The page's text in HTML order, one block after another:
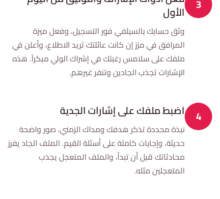
3 الأول
وثق حسابك بالسيلفي فور التسجيل، وفعل ميزة
المرافق في مزز إن كانت عائلتك تريد الاطلاع، وأعلن في
ملفك على سلامس رغبتك في إشراك الولي مبكراً. هذه
الإشارات تجذب الجادين وتنفر غيرهم.
4 اضبط ملفك على إشارات الجدية
نبذة محددة تذكر هدفك ومداك الزمني، صور واضحة
حديثة، وإجابات كاملة على أسئلة القيم. الملف الجاد يفرز
محادثاتك قبل أن تبدأ، والملف المتعجل يجذب
المتعجلين مثله.